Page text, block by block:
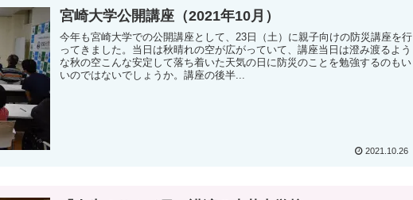
宮崎大学公開講座（2021年10月）
今年も宮崎大学での公開講座として、23日（土）に親子向けの防災講座を行
ってきました。当日は秋晴れの空が広がっていて、講座当日は澄み渡るよう
な秋の空こんな安定して落ち着いた天気の日に防災のことを勉強するのもい
いのではないでしょうか。講座の後半...
2021.10.26